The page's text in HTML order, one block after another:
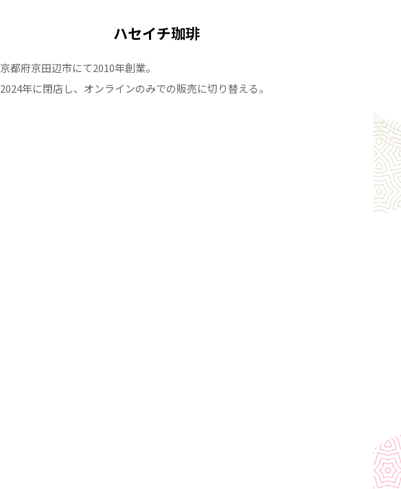
ハセイチ珈琲
京都府京田辺市にて2010年創業。
2024年に閉店し、オンラインのみでの販売に切り替える。